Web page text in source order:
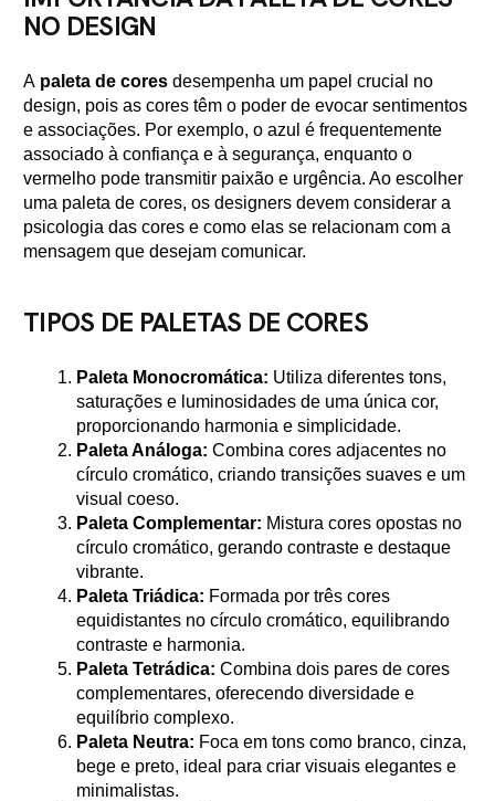
NO DESIGN
A paleta de cores desempenha um papel crucial no
design, pois as cores têm o poder de evocar sentimentos
e associações. Por exemplo, o azul é frequentemente
associado à confiança e à segurança, enquanto o
vermelho pode transmitir paixão e urgência. Ao escolher
uma paleta de cores, os designers devem considerar a
psicologia das cores e como elas se relacionam com a
mensagem que desejam comunicar.
TIPOS DE PALETAS DE CORES
Paleta Monocromática: Utiliza diferentes tons,
saturações e luminosidades de uma única cor,
proporcionando harmonia e simplicidade.
Paleta Análoga: Combina cores adjacentes no
círculo cromático, criando transições suaves e um
visual coeso.
Paleta Complementar: Mistura cores opostas no
círculo cromático, gerando contraste e destaque
vibrante.
Paleta Triádica: Formada por três cores
equidistantes no círculo cromático, equilibrando
contraste e harmonia.
Paleta Tetrádica: Combina dois pares de cores
complementares, oferecendo diversidade e
equilíbrio complexo.
Paleta Neutra: Foca em tons como branco, cinza,
bege e preto, ideal para criar visuais elegantes e
minimalistas.